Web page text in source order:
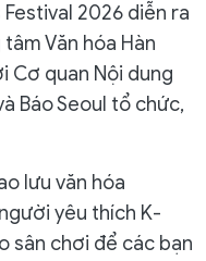
2026 diễn ra
Văn hóa Hàn
Cơ quan Nội dung
Báo Seoul tổ chức,
lưu văn hóa
yêu thích K-
sân chơi để các bạn